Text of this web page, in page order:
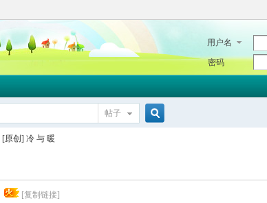
用户名
密码
帖子
[原创] 冷 与 暖
[复制链接]